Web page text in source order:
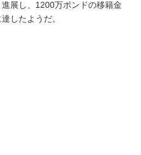
展し、1200万ポンドの移籍金
したようだ。